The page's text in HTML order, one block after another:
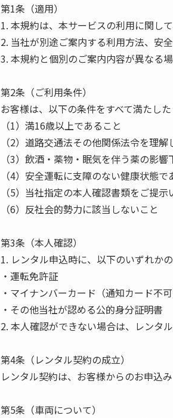
第1条（適用）
1. 本規約は、本サービスの利用に関し
2. 当社が別途ご案内する利用方法、安
3. 本規約と個別のご案内内容が異なる
第2条（ご利用条件）
お客様は、以下の条件をすべて満たし
（1）満16歳以上であること
（2）道路交通法その他関係法令を理
（3）飲酒・薬物・眠気を伴う薬の影響
（4）安全運転に支障のない健康状態で
（5）当社指定の本人確認書類をご提示
（6）反社会的勢力に該当しないこと
第3条（本人確認）
1. レンタル申込時に、以下のいずれか
・運転免許証
・マイナンバーカード（通知カード不可
・その他当社が認める公的身分証明書
2. 本人確認ができない場合は、レンタル
第4条（レンタル契約の成立）
レンタル契約は、お客様からのお申込
第5条（車両について）